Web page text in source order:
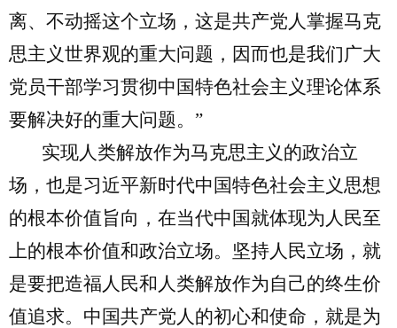
离、不动摇这个立场，这是共产党人掌握马克
思主义世界观的重大问题，因而也是我们广大
党员干部学习贯彻中国特色社会主义理论体系
要解决好的重大问题。”
实现人类解放作为马克思主义的政治立
场，也是习近平新时代中国特色社会主义思想
的根本价值旨向，在当代中国就体现为人民至
上的根本价值和政治立场。坚持人民立场，就
是要把造福人民和人类解放作为自己的终生价
值追求。中国共产党人的初心和使命，就是为